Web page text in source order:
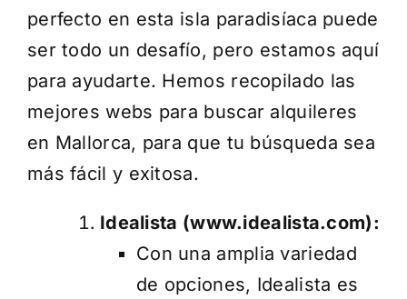
perfecto en esta isla paradisíaca puede
ser todo un desafío, pero estamos aquí
para ayudarte. Hemos recopilado las
mejores webs para buscar alquileres
en Mallorca, para que tu búsqueda sea
más fácil y exitosa.
Idealista (www.idealista.com):
Con una amplia variedad
de opciones, Idealista es